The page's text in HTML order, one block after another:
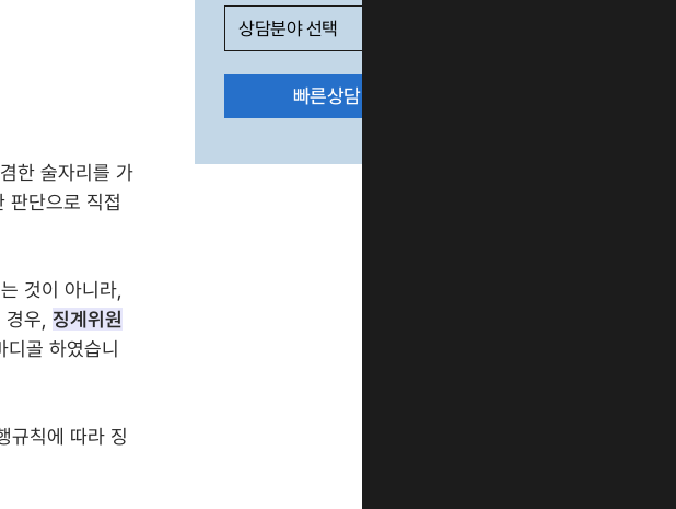
한 술자리를 가
판단으로 직접
것이 아니라,
경우, 징계위원
골 하였습니
규칙에 따라 징